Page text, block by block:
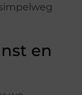
en